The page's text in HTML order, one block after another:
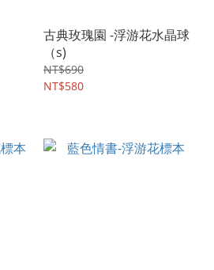
古典玫瑰園 -浮游花水晶球
（s)
NT$690
NT$580